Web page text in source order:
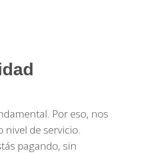
Por eso, nos
de servicio.
pagando, sin